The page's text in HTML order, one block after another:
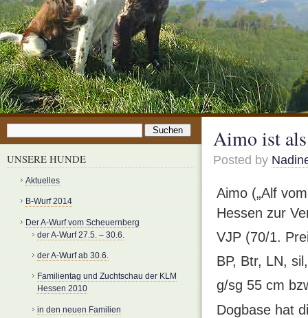
Aimo ist
Posted by
Aimo („Alf
Hessen zur
VJP (70/1.
BP, Btr, LN,
g/sg 55 cm
Dogbase hat
UNSERE HUNDE
Aktuelles
B-Wurf 2014
Der A-Wurf vom Scheuernberg
der A-Wurf 27.5. – 30.6.
der A-Wurf ab 30.6.
Familientag und Zuchtschau der KLM
Hessen 2010
in den neuen Familien